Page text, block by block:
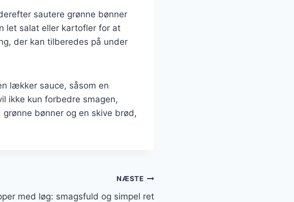
sautere grønne bønner
let salat eller kartofler for at
der kan tilberedes på under
lækker sauce, såsom en
ikke kun forbedre smagen,
bønner og en skive brød,
NÆSTE
med løg: smagsfuld og simpel ret